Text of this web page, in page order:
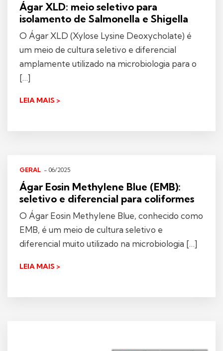
Ágar XLD: meio seletivo para
isolamento de Salmonella e Shigella
O Ágar XLD (Xylose Lysine Deoxycholate) é
um meio de cultura seletivo e diferencial
amplamente utilizado na microbiologia para o
[…]
LEIA MAIS >
GERAL - 06/2025
Ágar Eosin Methylene Blue (EMB):
seletivo e diferencial para coliformes
O Ágar Eosin Methylene Blue, conhecido como
EMB, é um meio de cultura seletivo e
diferencial muito utilizado na microbiologia […]
LEIA MAIS >